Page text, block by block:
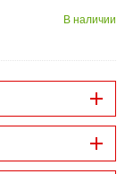
В наличии